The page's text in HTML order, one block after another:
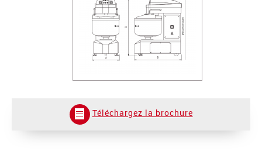
Téléchargez la brochure